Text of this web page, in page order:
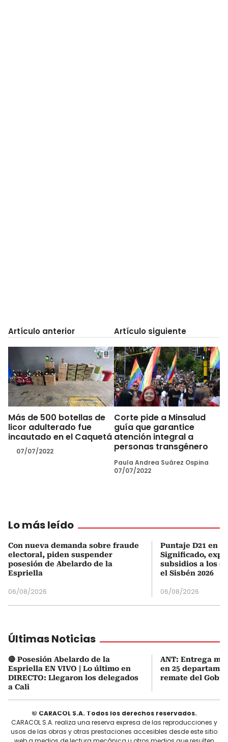
Artículo anterior
Más de 500 botellas de
licor adulterado fue
incautado en el Caquetá
07/07/2022
Artículo siguiente
Corte pide a Minsalud
guía que garantice
atención integral a
personas transgénero
Paula Andrea Suárez Ospina
07/07/2022
Lo más leído
Con nueva demanda sobre fraude
electoral, piden suspender
posesión de Abelardo de la
Espriella
06/08/2026
Puntaje D21 en
Significado,
subsidios a los
el Sisbén 2026
06/08/2026
Últimas Noticias
🔴 Posesión Abelardo de la
Espriella EN VIVO | Lo último en
DIRECTO: Llegaron los delegados
a Cali
ANT: Entrega
en 25
remate del
© CARACOL S.A. Todos los derechos reservados.
CARACOL S.A. realiza una reserva expresa de las reproducciones y
usos de las obras y otras prestaciones accesibles desde este sitio